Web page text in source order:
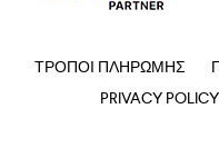
ΤΡΌΠΟΙ ΠΛΗΡΩΜΉΣ
PRIVACY POLICY